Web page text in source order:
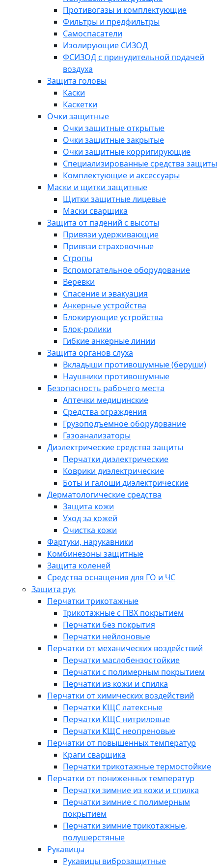
Противогазы и комплектующие
Фильтры и предфильтры
Самоспасатели
Изолирующие СИЗОД
ФСИЗОД с принудительной подачей
воздуха
Защита головы
Каски
Каскетки
Очки защитные
Очки защитные открытые
Очки защитные закрытые
Очки защитные корригирующие
Специализированные средства защиты
Комплектующие и аксессуары
Маски и щитки защитные
Щитки защитные лицевые
Маски сварщика
Защита от падений с высоты
Привязи удерживающие
Привязи страховочные
Стропы
Вспомогательное оборудование
Веревки
Спасение и эвакуация
Анкерные устройства
Блокирующие устройства
Блок-ролики
Гибкие анкерные линии
Защита органов слуха
Вкладыши противошумные (беруши)
Наушники противошумные
Безопасность рабочего места
Аптечки медицинские
Средства ограждения
Грузоподъемное оборудование
Газоанализаторы
Диэлектрические средства защиты
Перчатки диэлектрические
Коврики диэлектрические
Боты и галоши диэлектрические
Дерматологические средства
Защита кожи
Уход за кожей
Очистка кожи
Фартуки, нарукавники
Комбинезоны защитные
Защита коленей
Средства оснащения для ГО и ЧС
Защита рук
Перчатки трикотажные
Трикотажные с ПВХ покрытием
Перчатки без покрытия
Перчатки нейлоновые
Перчатки от механических воздействий
Перчатки маслобензостойкие
Перчатки с полимерным покрытием
Перчатки из кожи и спилка
Перчатки от химических воздействий
Перчатки КЩС латексные
Перчатки КЩС нитриловые
Перчатки КЩС неопреновые
Перчатки от повышенных температур
Краги сварщика
Перчатки трикотажные термостойкие
Перчатки от пониженных температур
Перчатки зимние из кожи и спилка
Перчатки зимние с полимерным
покрытием
Перчатки зимние трикотажные,
полушерстяные
Рукавицы
Рукавицы виброзащитные